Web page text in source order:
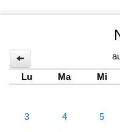
Lu
Ma Mi
3 4 5